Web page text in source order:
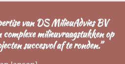
van DS MilieuAdvies BV
complexe milieuvraagstukken op
succesvol af te ronden.”